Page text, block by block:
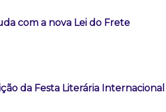
com a nova Lei do Frete
da Festa Literária